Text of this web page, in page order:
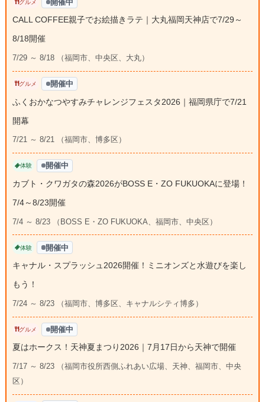
グルメ 開催中
CALL COFFEE親子でお絵描きラテ｜大丸福岡天神店で7/29～
8/18開催
7/29 ～ 8/18 （福岡市、中央区、大丸）
グルメ 開催中
ふくおかなつやすみチャレンジフェスタ2026｜福岡県庁で7/21
開幕
7/21 ～ 8/21 （福岡市、博多区）
体験 開催中
カブト・クワガタの森2026がBOSS E・ZO FUKUOKAに登場！
7/4～8/23開催
7/4 ～ 8/23 （BOSS E・ZO FUKUOKA、福岡市、中央区）
体験 開催中
キャナル・スプラッシュ2026開催！ミニオンズと水遊びを楽し
もう！
7/24 ～ 8/23 （福岡市、博多区、キャナルシティ博多）
グルメ 開催中
夏はホークス！天神夏まつり2026｜7月17日から天神で開催
7/17 ～ 8/23 （福岡市役所西側ふれあい広場、天神、福岡市、中央
区）